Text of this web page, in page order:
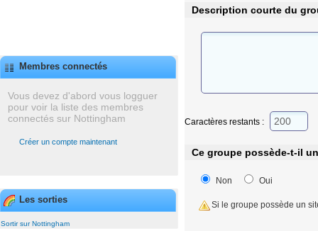
Membres connectés
Vous devez d'abord vous logguer
pour voir la liste des membres
connectés sur Nottingham
Créer un compte maintenant
Les sorties
Sortir sur Nottingham
Description courte du
Caractères restants :
Ce groupe possède-t-il
Non Oui
Si le groupe possède un